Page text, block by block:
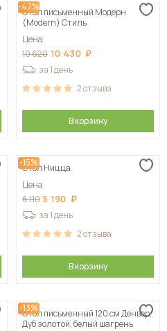
-47%
Стол письменный Модерн
(Modern) Стиль
Цена
19 620 10 430
за 1 день
2отзыва
В корзину
-15%
Стол Ницца
Цена
6 110 5 190
за 1 день
2отзыва
В корзину
-13%
Стол письменный 120 см Денвер,
Дуб золотой, белый шагрень